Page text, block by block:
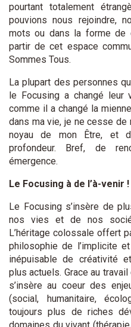
pourtant totalement
pouvions nous rejoindre,
mots ou dans la forme de
partir de cet espace
Sommes Tous.
La plupart des personnes
le Focusing a changé leur
comme il a changé la
dans ma vie, je ne cesse
noyau de mon Être, et
profondeur. Bref, de
émergence.
Le Focusing à de l’à-venir !
Le Focusing s’insère de
nos vies et de nos
L’héritage colossale offert
philosophie de l’implicite
inépuisable de créativité
plus actuels. Grace au
s’insère au coeur des
(social, humanitaire,
toujours plus de riches
domaines du vivant